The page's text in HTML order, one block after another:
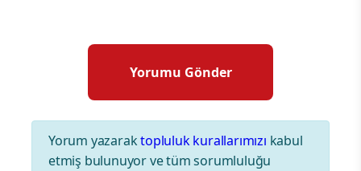
Yorum yazaraktopluluk kurallarımızı kabul
etmiş bulunuyor ve tüm sorumluluğu